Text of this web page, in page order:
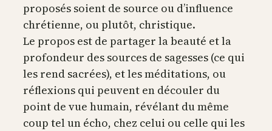
proposés soient de source ou d’influence
chrétienne, ou plutôt, christique.
Le propos est de partager la beauté et la
profondeur des sources de sagesses (ce qui
les rend sacrées), et les méditations, ou
réflexions qui peuvent en découler du
point de vue humain, révélant du même
coup tel un écho, chez celui ou celle qui les